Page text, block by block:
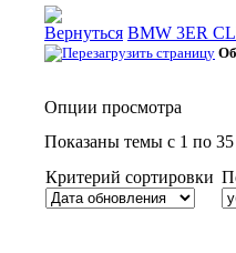
BMW 3ER
Опции просмотра
Показаны темы с 1 по 35
Критерий сортировки